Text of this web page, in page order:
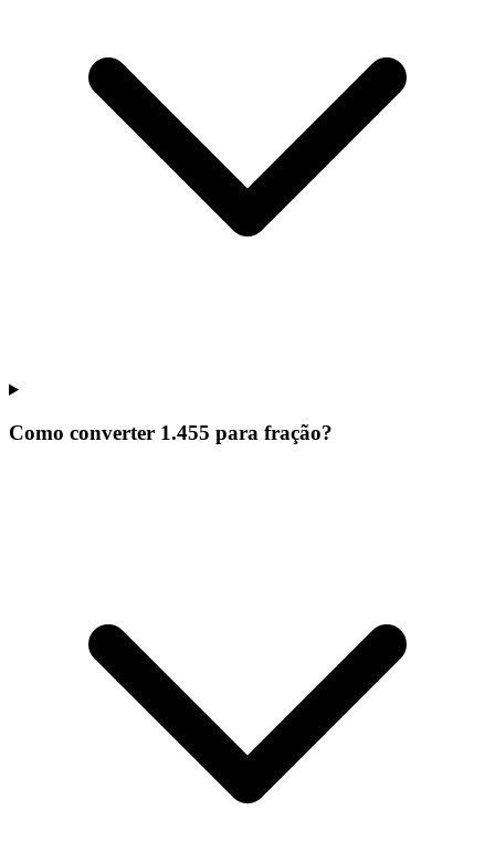
Como converter 1.455 para fração?